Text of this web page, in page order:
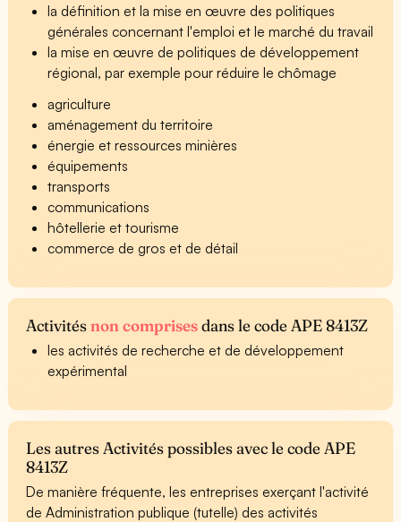
la définition et la mise en œuvre des politiques
générales concernant l'emploi et le marché du travail
la mise en œuvre de politiques de développement
régional, par exemple pour réduire le chômage
agriculture
aménagement du territoire
énergie et ressources minières
équipements
transports
communications
hôtellerie et tourisme
commerce de gros et de détail
Activitésnon comprisesdans le code APE 8413Z
les activités de recherche et de développement
expérimental
Les autres Activités possibles avec le code APE
8413Z
De manière fréquente, les entreprises exerçant l'activité
de Administration publique (tutelle) des activités